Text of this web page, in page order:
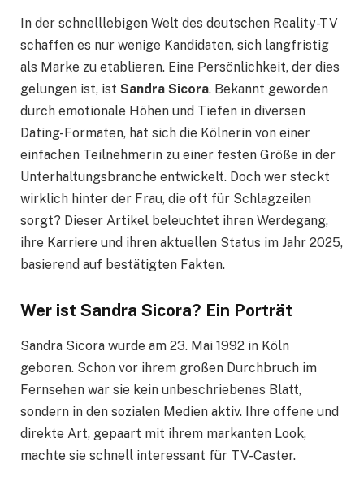
In der schnelllebigen Welt des deutschen Reality-TV
schaffen es nur wenige Kandidaten, sich langfristig
als Marke zu etablieren. Eine Persönlichkeit, der dies
gelungen ist, ist Sandra Sicora. Bekannt geworden
durch emotionale Höhen und Tiefen in diversen
Dating-Formaten, hat sich die Kölnerin von einer
einfachen Teilnehmerin zu einer festen Größe in der
Unterhaltungsbranche entwickelt. Doch wer steckt
wirklich hinter der Frau, die oft für Schlagzeilen
sorgt? Dieser Artikel beleuchtet ihren Werdegang,
ihre Karriere und ihren aktuellen Status im Jahr 2025,
basierend auf bestätigten Fakten.
Wer ist Sandra Sicora? Ein Porträt
Sandra Sicora wurde am 23. Mai 1992 in Köln
geboren. Schon vor ihrem großen Durchbruch im
Fernsehen war sie kein unbeschriebenes Blatt,
sondern in den sozialen Medien aktiv. Ihre offene und
direkte Art, gepaart mit ihrem markanten Look,
machte sie schnell interessant für TV-Caster.